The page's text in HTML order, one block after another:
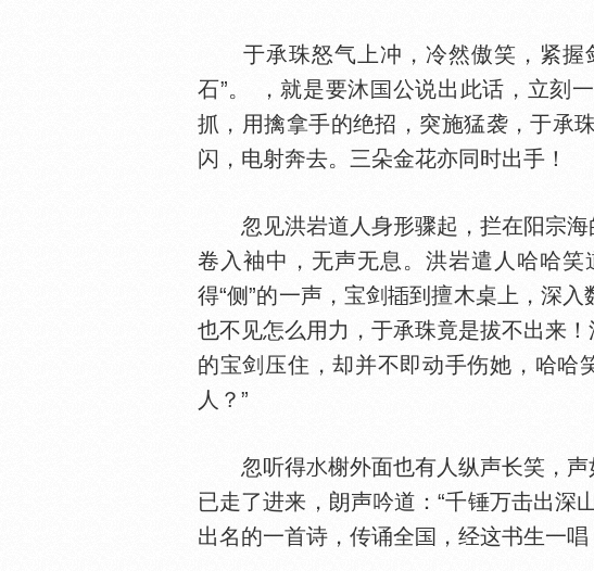
于承珠怒气上冲，冷然傲笑，紧握
石”。 ，就是要沐
公说出此话，立刻
抓，用擒拿手的绝招，突施猛袭，于承
闪，电射奔去。三朵金花亦同时出手！
忽见洪岩道人身形骤起，拦在阳宗海
卷入袖中，无声无息。洪岩遣人哈哈
得“侧”的一声，宝剑
到擅木桌上，深入
也不见怎么用力，于承珠竟是拔不出来
的宝剑压住，却并不即动手伤她，哈哈
人？”
忽听得
榭外面也有人纵声长笑，
已走了进来，朗声吟道：“千锤万击出深
出名的一首诗，传诵全
，经这书生一